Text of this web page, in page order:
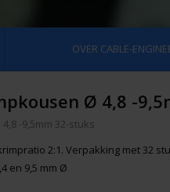
OVER CABLE-
Ø 4,8 -
-9,5mm 32-stuks
2:1. Verpakking met 32
en 9,5 mm Ø